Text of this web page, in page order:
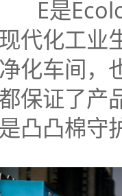
E是
现代化工业
净化车间，
都保证了产
是凸凸棉守